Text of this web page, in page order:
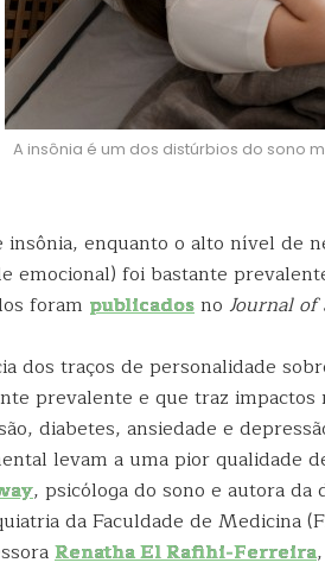
A insônia é um dos distúrbios do sono
insônia, enquanto o alto nível de
emocional) foi bastante
foram publicadosno Journal of
dos traços de personalidade
prevalente e que traz impactos
diabetes, ansiedade e
levam a uma pior qualidade
, psicóloga do sono e autora da
da Faculdade de Medicina
Renatha El Rafihi-Ferreira